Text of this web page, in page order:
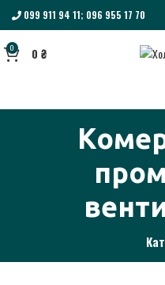
099 911 94 11; 096 955 17 70
0 0 ₴